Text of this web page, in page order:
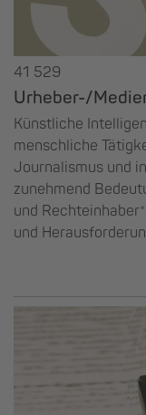
41 529
Urheber-/
Künstliche
menschliche
Journalismus und
zunehmend
und
und